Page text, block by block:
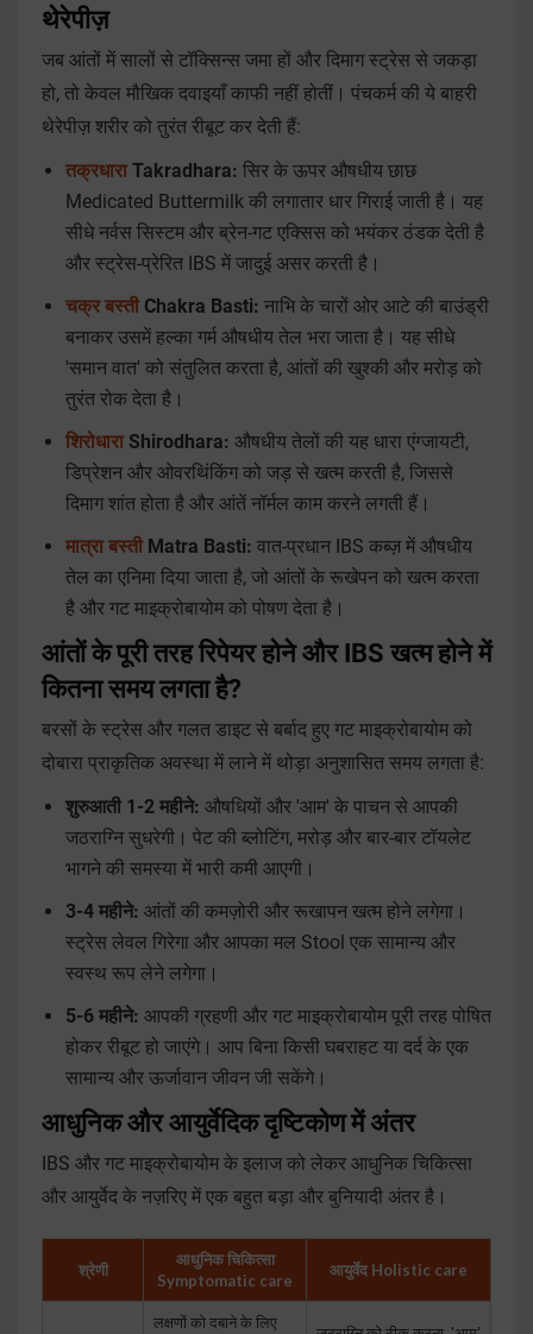
थेरेपीज़
जब आंतों में सालों से टॉक्सिन्स जमा हों और दिमाग स्ट्रेस से जकड़ा
हो, तो केवल मौखिक दवाइयाँ काफी नहीं होतीं। पंचकर्म की ये बाहरी
थेरेपीज़ शरीर को तुरंत रीबूट कर देती हैं:
तक्रधाराTakradhara: सिर के ऊपर औषधीय छाछ
Medicated Buttermilk की लगातार धार गिराई जाती है। यह
सीधे नर्वस सिस्टम और ब्रेन-गट एक्सिस को भयंकर ठंडक देती है
और स्ट्रेस-प्रेरित IBS में जादुई असर करती है।
चक्र बस्ती Chakra Basti: नाभि के चारों ओर आटे की बाउंड्री
बनाकर उसमें हल्का गर्म औषधीय तेल भरा जाता है। यह सीधे
'समान वात' को संतुलित करता है, आंतों की खुश्की और मरोड़ को
तुरंत रोक देता है।
शिरोधाराShirodhara: औषधीय तेलों की यह धारा एंग्जायटी,
डिप्रेशन और ओवरथिंकिंग को जड़ से खत्म करती है, जिससे
दिमाग शांत होता है और आंतें नॉर्मल काम करने लगती हैं।
मात्रा बस्ती Matra Basti: वात-प्रधान IBS कब्ज़ में औषधीय
तेल का एनिमा दिया जाता है, जो आंतों के रूखेपन को खत्म करता
है और गट माइक्रोबायोम को पोषण देता है।
आंतों के पूरी तरह रिपेयर होने और IBS खत्म होने में
कितना समय लगता है?
बरसों के स्ट्रेस और गलत डाइट से बर्बाद हुए गट माइक्रोबायोम को
दोबारा प्राकृतिक अवस्था में लाने में थोड़ा अनुशासित समय लगता है:
शुरुआती 1-2 महीने: औषधियों और 'आम' के पाचन से आपकी
जठराग्नि सुधरेगी। पेट की ब्लोटिंग, मरोड़ और बार-बार टॉयलेट
भागने की समस्या में भारी कमी आएगी।
3-4 महीने: आंतों की कमज़ोरी और रूखापन खत्म होने लगेगा।
स्ट्रेस लेवल गिरेगा और आपका मल Stool एक सामान्य और
स्वस्थ रूप लेने लगेगा।
5-6 महीने: आपकी ग्रहणी और गट माइक्रोबायोम पूरी तरह पोषित
होकर रीबूट हो जाएंगे। आप बिना किसी घबराहट या दर्द के एक
सामान्य और ऊर्जावान जीवन जी सकेंगे।
आधुनिक और आयुर्वेदिक दृष्टिकोण में अंतर
IBS और गट माइक्रोबायोम के इलाज को लेकर आधुनिक चिकित्सा
और आयुर्वेद के नज़रिए में एक बहुत बड़ा और बुनियादी अंतर है।
श्रेणी
आधुनिक चिकित्सा
Symptomatic care
आयुर्वेद Holistic care
लक्षणों को दबाने के लिए